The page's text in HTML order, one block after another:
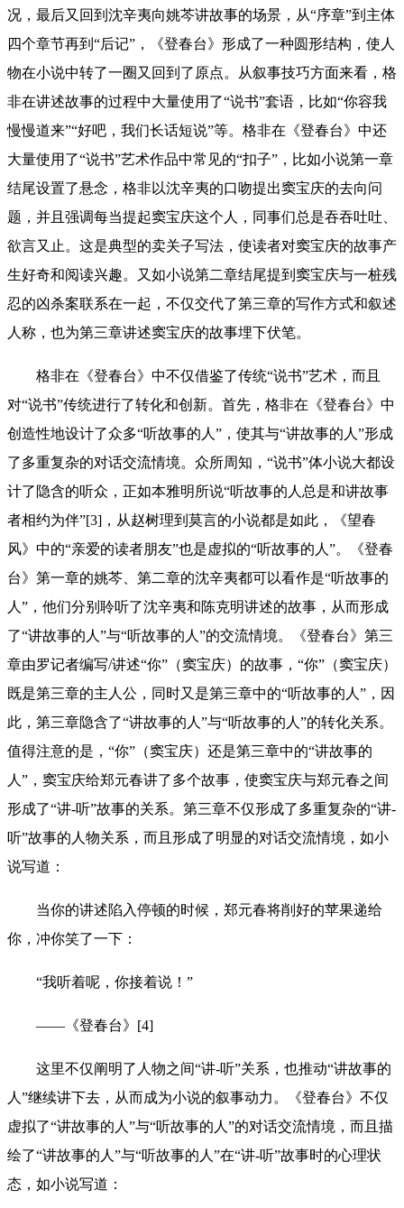
况，最后又回到沈辛夷向姚芩讲故事的场景，从“序章”到主体
四个章节再到“后记”，《登春台》形成了一种圆形结构，使人
物在小说中转了一圈又回到了原点。从叙事技巧方面来看，格
非在讲述故事的过程中大量使用了“说书”套语，比如“你容我
慢慢道来”“好吧，我们长话短说”等。格非在《登春台》中还
大量使用了“说书”艺术作品中常见的“扣子”，比如小说第一章
结尾设置了悬念，格非以沈辛夷的口吻提出窦宝庆的去向问
题，并且强调每当提起窦宝庆这个人，同事们总是吞吞吐吐、
欲言又止。这是典型的卖关子写法，使读者对窦宝庆的故事产
生好奇和阅读兴趣。又如小说第二章结尾提到窦宝庆与一桩残
忍的凶杀案联系在一起，不仅交代了第三章的写作方式和叙述
人称，也为第三章讲述窦宝庆的故事埋下伏笔。
格非在《登春台》中不仅借鉴了传统“说书”艺术，而且
对“说书”传统进行了转化和创新。首先，格非在《登春台》中
创造性地设计了众多“听故事的人”，使其与“讲故事的人”形成
了多重复杂的对话交流情境。众所周知，“说书”体小说大都设
计了隐含的听众，正如本雅明所说“听故事的人总是和讲故事
者相约为伴”[3]，从赵树理到莫言的小说都是如此，《望春
风》中的“亲爱的读者朋友”也是虚拟的“听故事的人”。《登春
台》第一章的姚芩、第二章的沈辛夷都可以看作是“听故事的
人”，他们分别聆听了沈辛夷和陈克明讲述的故事，从而形成
了“讲故事的人”与“听故事的人”的交流情境。《登春台》第三
章由罗记者编写/讲述“你”（窦宝庆）的故事，“你”（窦宝庆）
既是第三章的主人公，同时又是第三章中的“听故事的人”，因
此，第三章隐含了“讲故事的人”与“听故事的人”的转化关系。
值得注意的是，“你”（窦宝庆）还是第三章中的“讲故事的
人”，窦宝庆给郑元春讲了多个故事，使窦宝庆与郑元春之间
形成了“讲-听”故事的关系。第三章不仅形成了多重复杂的“讲-
听”故事的人物关系，而且形成了明显的对话交流情境，如小
说写道：
当你的讲述陷入停顿的时候，郑元春将削好的苹果递给
你，冲你笑了一下：
“我听着呢，你接着说！”
——《登春台》[4]
这里不仅阐明了人物之间“讲-听”关系，也推动“讲故事的
人”继续讲下去，从而成为小说的叙事动力。《登春台》不仅
虚拟了“讲故事的人”与“听故事的人”的对话交流情境，而且描
绘了“讲故事的人”与“听故事的人”在“讲-听”故事时的心理状
态，如小说写道：